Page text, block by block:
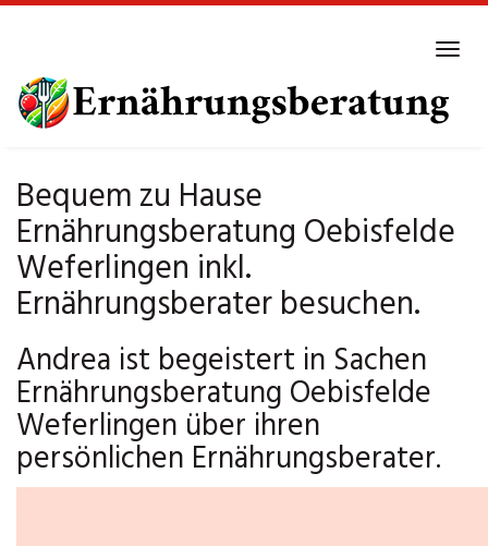
main
content
Bequem zu Hause
Ernährungsberatung Oebisfelde
Weferlingen inkl.
Ernährungsberater besuchen.
Andrea ist begeistert in Sachen
Ernährungsberatung Oebisfelde
Weferlingen über ihren
persönlichen Ernährungsberater.